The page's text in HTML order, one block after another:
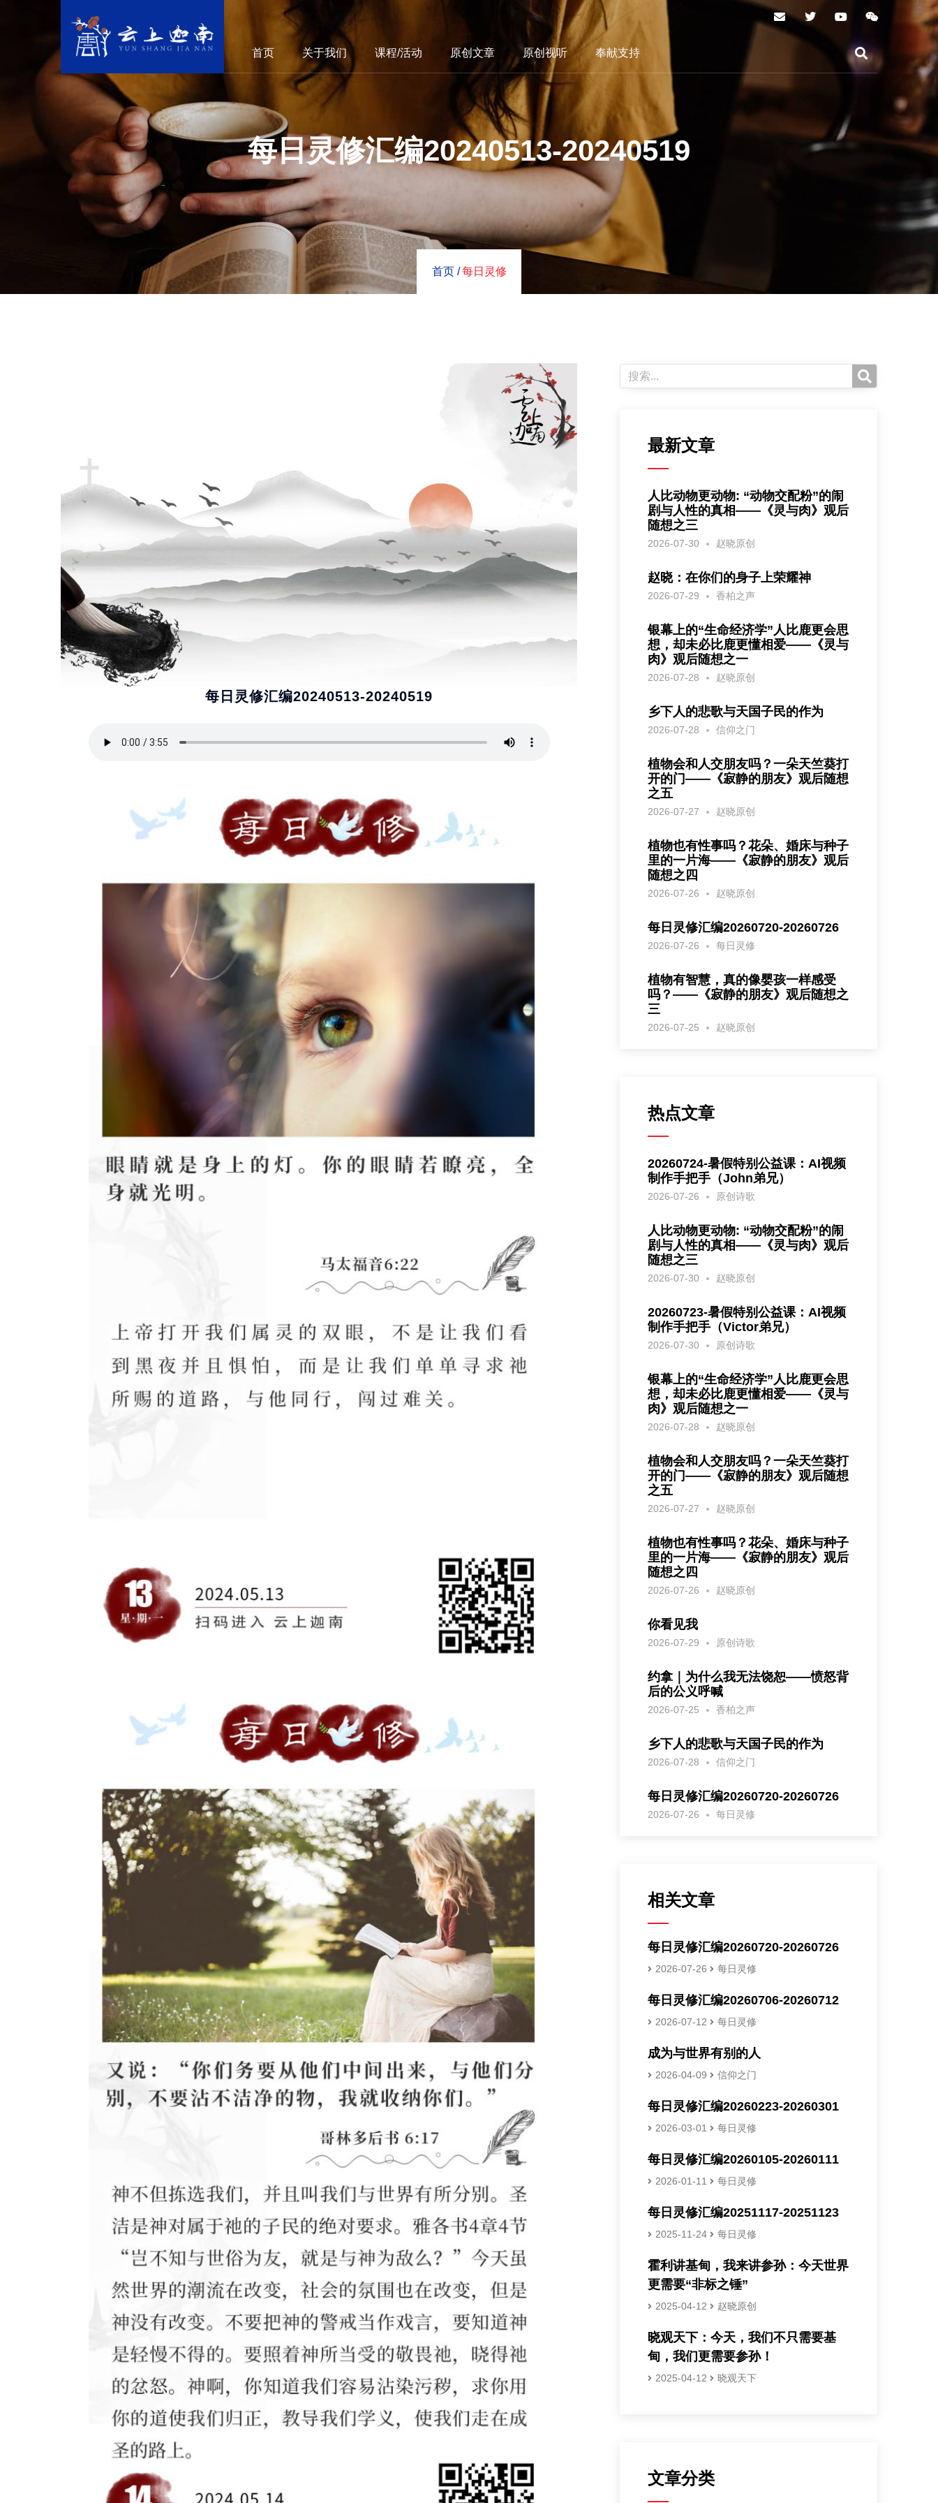
首页 关于我们 课程/活动 原创文章 原创视听 奉献支持
每日灵修汇编20240513-20240519
首页 / 每日灵修
每日灵修汇编20240513-20240519
最新文章
人比动物更动物: “动物交配粉”的闹
剧与人性的真相——《灵与肉》观后
随想之三
2026-07-30 赵晓原创
赵晓：在你们的身子上荣耀神
2026-07-29 香柏之声
银幕上的“生命经济学”人比鹿更会思
想，却未必比鹿更懂相爱——《灵与
肉》观后随想之一
2026-07-28 赵晓原创
乡下人的悲歌与天国子民的作为
2026-07-28 信仰之门
植物会和人交朋友吗？一朵天竺葵打
开的门——《寂静的朋友》观后随想
之五
2026-07-27 赵晓原创
植物也有性事吗？花朵、婚床与种子
里的一片海——《寂静的朋友》观后
随想之四
2026-07-26 赵晓原创
每日灵修汇编20260720-20260726
2026-07-26 每日灵修
植物有智慧，真的像婴孩一样感受
吗？——《寂静的朋友》观后随想之
三
2026-07-25 赵晓原创
热点文章
20260724-暑假特别公益课：AI视频
制作手把手（John弟兄）
2026-07-26 原创诗歌
人比动物更动物: “动物交配粉”的闹
剧与人性的真相——《灵与肉》观后
随想之三
2026-07-30 赵晓原创
20260723-暑假特别公益课：AI视频
制作手把手（Victor弟兄）
2026-07-30 原创诗歌
银幕上的“生命经济学”人比鹿更会思
想，却未必比鹿更懂相爱——《灵与
肉》观后随想之一
2026-07-28 赵晓原创
植物会和人交朋友吗？一朵天竺葵打
开的门——《寂静的朋友》观后随想
之五
2026-07-27 赵晓原创
植物也有性事吗？花朵、婚床与种子
里的一片海——《寂静的朋友》观后
随想之四
2026-07-26 赵晓原创
你看见我
2026-07-29 原创诗歌
约拿｜为什么我无法饶恕——愤怒背
后的公义呼喊
2026-07-25 香柏之声
乡下人的悲歌与天国子民的作为
2026-07-28 信仰之门
每日灵修汇编20260720-20260726
2026-07-26 每日灵修
相关文章
每日灵修汇编20260720-20260726
2026-07-26 每日灵修
每日灵修汇编20260706-20260712
2026-07-12 每日灵修
成为与世界有别的人
2026-04-09 信仰之门
每日灵修汇编20260223-20260301
2026-03-01 每日灵修
每日灵修汇编20260105-20260111
2026-01-11 每日灵修
每日灵修汇编20251117-20251123
2025-11-24 每日灵修
霍利讲基甸，我来讲参孙：今天世界
更需要“非标之锤”
2025-04-12 赵晓原创
晓观天下：今天，我们不只需要基
甸，我们更需要参孙！
2025-04-12 晓观天下
文章分类